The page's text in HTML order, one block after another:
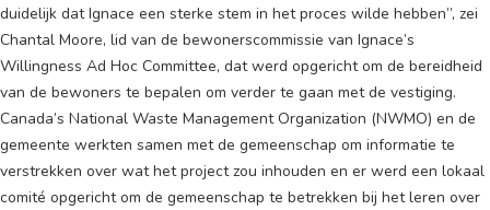
duidelijk dat Ignace een sterke stem in het proces wilde hebben”, zei
Chantal Moore, lid van de bewonerscommissie van Ignace’s
Willingness Ad Hoc Committee, dat werd opgericht om de bereidheid
van de bewoners te bepalen om verder te gaan met de vestiging.
Canada’s National Waste Management Organization (NWMO) en de
gemeente werkten samen met de gemeenschap om informatie te
verstrekken over wat het project zou inhouden en er werd een lokaal
comité opgericht om de gemeenschap te betrekken bij het leren over